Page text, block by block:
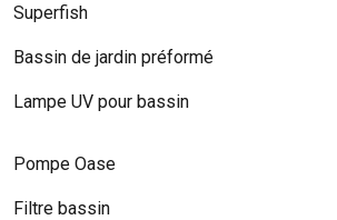
Superfish
Bassin de jardin préformé
Lampe UV pour bassin
Pompe Oase
Filtre bassin